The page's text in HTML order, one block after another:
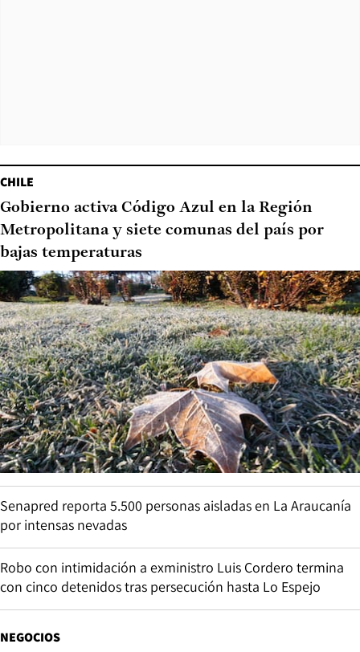
CHILE
Gobierno activa Código Azul en la Región
Metropolitana y siete comunas del país por
bajas temperaturas
Senapred reporta 5.500 personas aisladas en La Araucanía
por intensas nevadas
Robo con intimidación a exministro Luis Cordero termina
con cinco detenidos tras persecución hasta Lo Espejo
NEGOCIOS